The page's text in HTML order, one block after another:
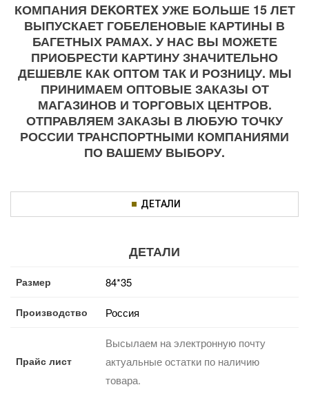
КОМПАНИЯ DEKORTEX УЖЕ БОЛЬШЕ 15 ЛЕТ
ВЫПУСКАЕТ ГОБЕЛЕНОВЫЕ КАРТИНЫ В
БАГЕТНЫХ РАМАХ. У НАС ВЫ МОЖЕТЕ
ПРИОБРЕСТИ КАРТИНУ ЗНАЧИТЕЛЬНО
ДЕШЕВЛЕ КАК ОПТОМ ТАК И РОЗНИЦУ. МЫ
ПРИНИМАЕМ ОПТОВЫЕ ЗАКАЗЫ ОТ
МАГАЗИНОВ И ТОРГОВЫХ ЦЕНТРОВ.
ОТПРАВЛЯЕМ ЗАКАЗЫ В ЛЮБУЮ ТОЧКУ
РОССИИ ТРАНСПОРТНЫМИ КОМПАНИЯМИ
ПО ВАШЕМУ ВЫБОРУ.
ДЕТАЛИ
ДЕТАЛИ
Размер 84*35
Производство Россия
Прайс лист
Высылаем на электронную почту
актуальные остатки по наличию
товара.